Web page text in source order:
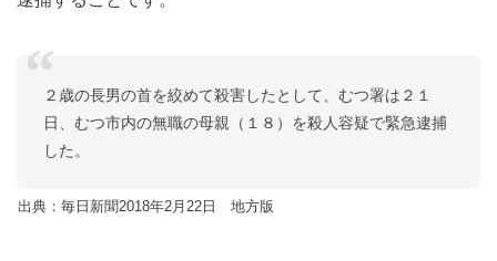
２歳の長男の首を絞めて殺害したとして、むつ署は２１
日、むつ市内の無職の母親（１８）を殺人容疑で緊急逮捕
した。
出典：毎日新聞2018年2月22日 地方版